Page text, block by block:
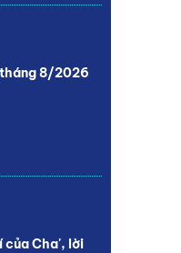
8/2026
của Cha', lời